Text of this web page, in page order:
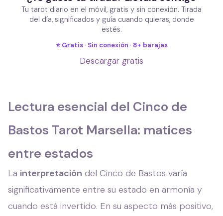
Tu tarot diario en el móvil, gratis y sin conexión. Tirada
del día, significados y guía cuando quieras, donde
estés.
⭐ Gratis · Sin conexión · 8+ barajas
Descargar gratis
Lectura esencial del Cinco de
Bastos Tarot Marsella: matices
entre estados
La interpretación del Cinco de Bastos varía
significativamente entre su estado en armonía y
cuando está invertido. En su aspecto más positivo,